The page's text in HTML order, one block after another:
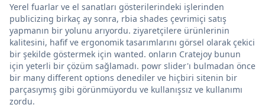
Yerel fuarlar ve el sanatları gösterilerindeki işlerinden
publicizing birkaç ay sonra, rbia shades çevrimiçi satış
yapmanın bir yolunu arıyordu. ziyaretçilere ürünlerinin
kalitesini, hafif ve ergonomik tasarımlarını görsel olarak çekici
bir şekilde göstermek için wanted. onların Cratejoy bunun
için yeterli bir çözüm sağlamadı. powr slider'ı bulmadan önce
bir many different options denediler ve hiçbiri sitenin bir
parçasıymış gibi görünmüyordu ve kullanışsız ve kullanımı
zordu.